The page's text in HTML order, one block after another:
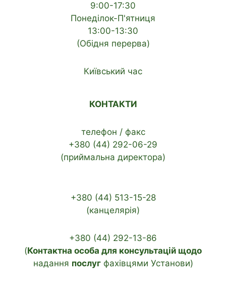
9:00-17:30
Понеділок-П'ятниця
13:00-13:30
(Обідня перерва)
Київський час
КОНТАКТИ
телефон / факс
+380 (44) 292-06-29
(приймальна директора)
+380 (44) 513-15-28
(канцелярія)
+380 (44) 292-13-86
(Контактна особа для консультацій щодо
надання послугфахівцями Установи)